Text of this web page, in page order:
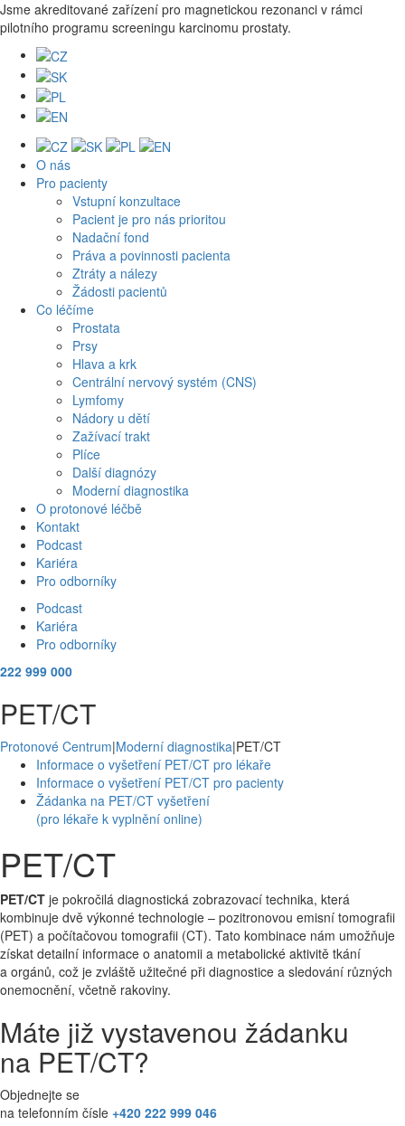
Jsme akreditované zařízení pro magnetickou rezonanci v rámci
pilotního programu screeningu karcinomu prostaty.
O nás
Pro pacienty
Vstupní konzultace
Pacient je pro nás prioritou
Nadační fond
Práva a povinnosti pacienta
Ztráty a nálezy
Žádosti pacientů
Co léčíme
Prostata
Prsy
Hlava a krk
Centrální nervový systém (CNS)
Lymfomy
Nádory u dětí
Zažívací trakt
Plíce
Další diagnózy
Moderní diagnostika
O protonové léčbě
Kontakt
Podcast
Kariéra
Pro odborníky
Podcast
Kariéra
Pro odborníky
222 999 000
PET/CT
Protonové Centrum|Moderní diagnostika|PET/CT
Informace o vyšetření PET/CT pro lékaře
Informace o vyšetření PET/CT pro pacienty
Žádanka na PET/CT vyšetření
(pro lékaře k vyplnění online)
PET/CT
PET/CT je pokročilá diagnostická zobrazovací technika, která
kombinuje dvě výkonné technologie – pozitronovou emisní tomografii
(PET) a počítačovou tomografii (CT). Tato kombinace nám umožňuje
získat detailní informace o anatomii a metabolické aktivitě tkání
a orgánů, což je zvláště užitečné při diagnostice a sledování různých
onemocnění, včetně rakoviny.
Máte již vystavenou žádanku
na PET/CT?
Objednejte se
na telefonním čísle +420 222 999 046